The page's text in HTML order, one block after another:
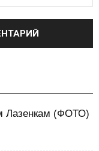
Лазенкам (ФОТО)